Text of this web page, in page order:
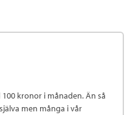
kronor i månaden. Än så
men många i vår